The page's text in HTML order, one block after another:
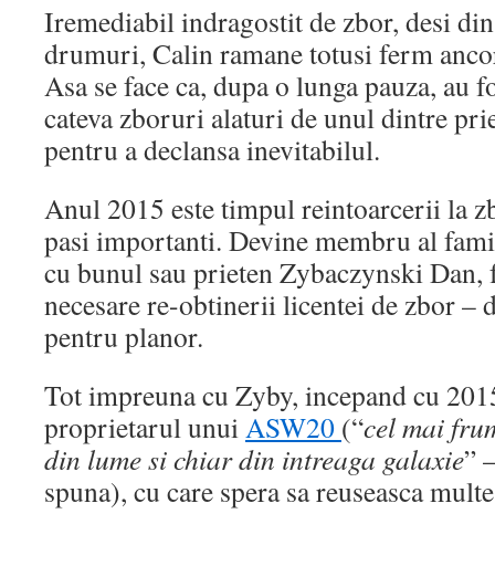
Iremediabil indragostit de zbor, desi
drumuri, Calin ramane totusi ferm
Asa se face ca, dupa o lunga pauza, au
cateva zboruri alaturi de unul dintre
pentru a declansa inevitabilul.
Anul 2015 este timpul reintoarcerii la
pasi importanti. Devine membru al
cu bunul sau prieten Zybaczynski Dan,
necesare re-obtinerii licentei de zbor –
pentru planor.
Tot impreuna cu Zyby, incepand cu
proprietarul unui ASW20 (“cel mai
din lume si chiar din intreaga galaxie”
spuna), cu care spera sa reuseasca